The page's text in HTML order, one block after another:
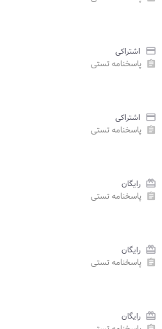
credit_card اشتراکی
assignment پاسخنامه تستی
credit_card اشتراکی
assignment پاسخنامه تستی
card_giftcard رایگان
assignment پاسخنامه تستی
card_giftcard رایگان
assignment پاسخنامه تستی
card_giftcard رایگان